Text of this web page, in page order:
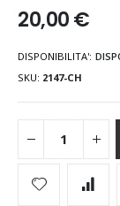
20,00 €
DISPONIBILITA':
SKU 2147-CH